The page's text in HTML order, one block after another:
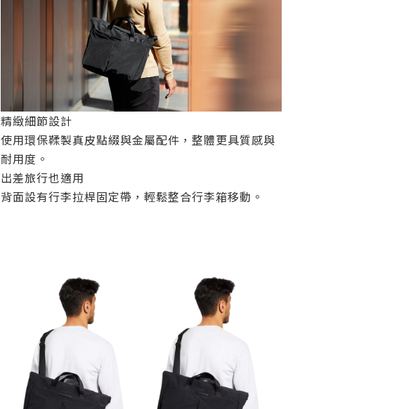
精緻細節設計
使用環保鞣製真皮點綴與金屬配件，整體更具質感與
耐用度。
出差旅行也適用
背面設有行李拉桿固定帶，輕鬆整合行李箱移動。